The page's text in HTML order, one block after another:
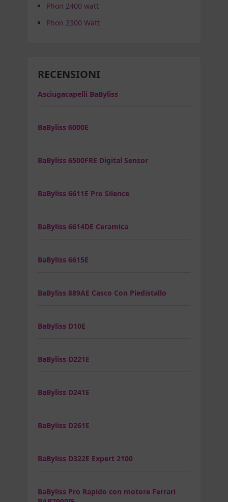
Phon 2400 watt
Phon 2300 Watt
RECENSIONI
Asciugacapelli BaByliss
BaByliss 6000E
BaByliss 6500FRE Digital Sensor
BaByliss 6611E Pro Silence
BaByliss 6614DE Ceramica
BaByliss 6615E
BaByliss 889AE Casco Con Piedistallo
BaByliss D10E
BaByliss D221E
BaByliss D241E
BaByliss D261E
BaByliss D322E Expert 2100
BaByliss Pro Rapido con motore Ferrari